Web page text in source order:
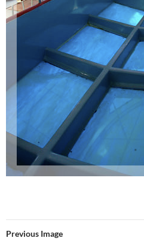
Previous Image